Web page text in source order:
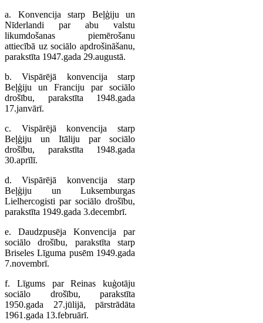
a. Konvencija starp Beļģiju un
Nīderlandi par abu valstu
likumdošanas piemērošanu
attiecībā uz sociālo apdrošināšanu,
parakstīta 1947.gada 29.augustā.
b. Vispārējā konvencija starp
Beļģiju un Franciju par sociālo
drošību, parakstīta 1948.gada
17.janvārī.
c. Vispārējā konvencija starp
Beļģiju un Itāliju par sociālo
drošību, parakstīta 1948.gada
30.aprīlī.
d. Vispārējā konvencija starp
Beļģiju un Luksemburgas
Lielhercogisti par sociālo drošību,
parakstīta 1949.gada 3.decembrī.
e. Daudzpusēja Konvencija par
sociālo drošību, parakstīta starp
Briseles Līguma pusēm 1949.gada
7.novembrī.
f. Līgums par Reinas kuģotāju
sociālo drošību, parakstīta
1950.gada 27.jūlijā, pārstrādāta
1961.gada 13.februārī.